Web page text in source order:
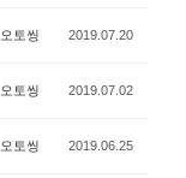
오토씽 2019.07.20
오토씽 2019.07.02
오토씽 2019.06.25